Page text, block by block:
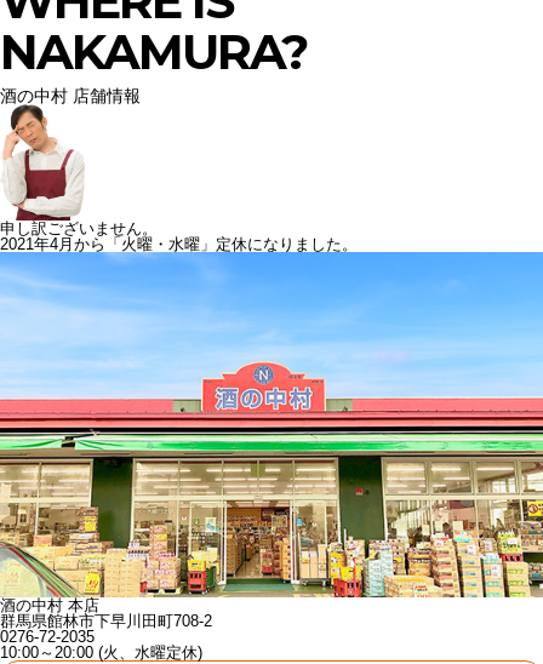
NAKAMURA?
酒の中村 店舗情報
申し訳ございません。
2021年4月から「火曜・水曜」定休になりました。
酒の中村 本店
群馬県館林市下早川田町708-2
0276-72-2035
10:00～20:00 (火、水曜定休)